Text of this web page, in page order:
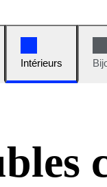
Intérieurs